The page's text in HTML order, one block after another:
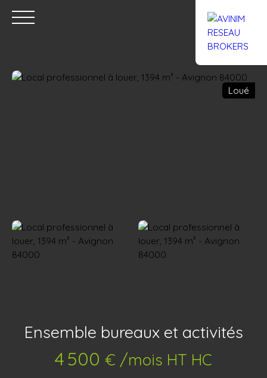
Loué
Ensemble bureaux et activités
4 500 € /mois HT HC